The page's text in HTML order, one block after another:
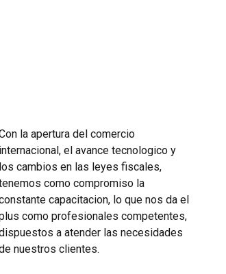
la apertura del comercio
internacional, el avance tecnologico y
los cambios en las leyes fiscales,
como compromiso la
capacitacion, lo que nos da el
como profesionales competentes,
a atender las necesidades
nuestros clientes.